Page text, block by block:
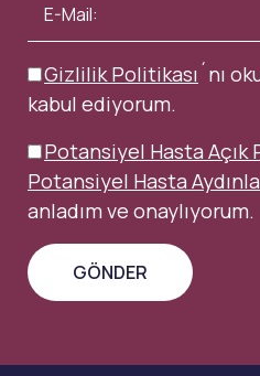
Gizlilik Politikası ´nı
kabul ediyorum.
Potansiyel Hasta Açık
Potansiyel Hasta
anladım ve onaylıyorum.